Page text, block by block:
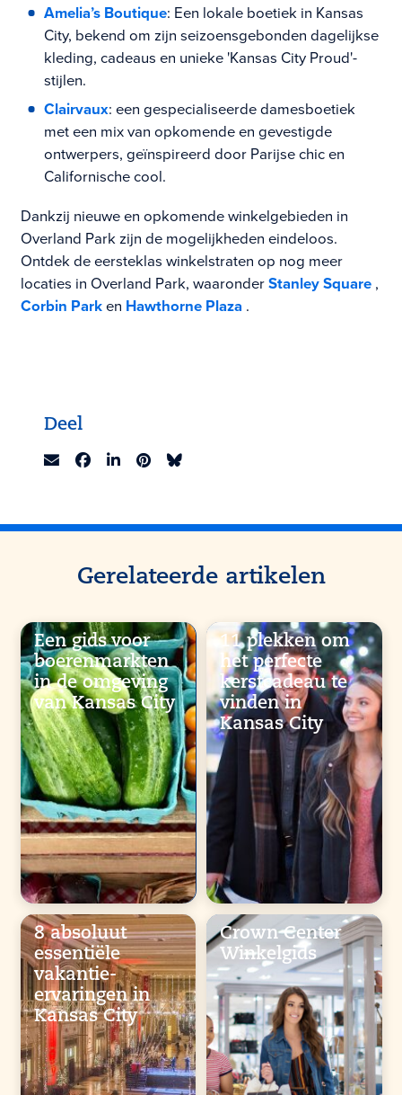
Amelia’s Boutique: Een lokale boetiek in Kansas
City, bekend om zijn seizoensgebonden dagelijkse
kleding, cadeaus en unieke 'Kansas City Proud'-
stijlen.
Clairvaux: een gespecialiseerde damesboetiek
met een mix van opkomende en gevestigde
ontwerpers, geïnspireerd door Parijse chic en
Californische cool.
Dankzij nieuwe en opkomende winkelgebieden in
Overland Park zijn de mogelijkheden eindeloos.
Ontdek de eersteklas winkelstraten op nog meer
locaties in Overland Park, waaronderStanley Square,
Corbin Parken Hawthorne Plaza .
Deel
Gerelateerde artikelen
Een gids voor
boerenmarkten
in de omgeving
van Kansas City
11 plekken om
het perfecte
kerstcadeau te
vinden in
Kansas City
8 absoluut
essentiële
vakantie-
ervaringen in
Kansas City
Crown Center
Winkelgids